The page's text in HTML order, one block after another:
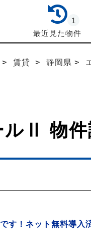
最近見た物件
1
賃貸 静岡県
ルⅡ 物
す！ネット無料導入